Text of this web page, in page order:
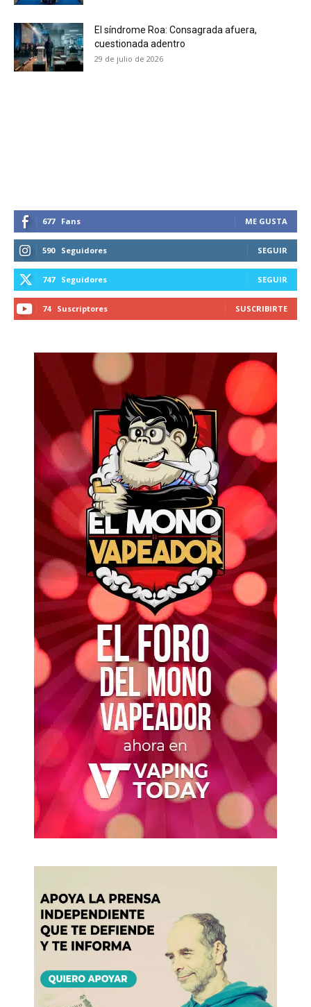
El síndrome Roa: Consagrada afuera,
cuestionada adentro
29 de julio de 2026
677 Fans ME GUSTA
590 Seguidores SEGUIR
747 Seguidores SEGUIR
74 Suscriptores SUSCRIBIRTE